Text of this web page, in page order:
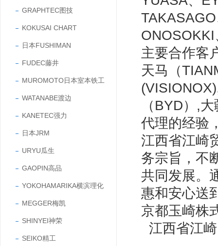
GRAPHTEC图技
KOKUSAI CHART
日本FUSHIMAN
FUDEC藤井
MUROMOTO日本室本铁工
WATANABE渡边
KANETEC强力
日本JRM
URYU瓜生
GAOPIN高品
YOKOHAMARIKA横滨理化
MEGGER梅凯
SHINYEI神荣
SEIKO精工
主要合作客
天马（
（BYD）,
代理的经验
江西省江崎
务宗旨，不
共同发展。
惠和安心送
京都玉崎株
江西省江